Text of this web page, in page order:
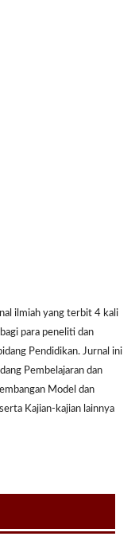
ilmiah yang terbit 4 kali
para peneliti dan
Pendidikan. Jurnal ini
Pembelajaran dan
Model dan
Kajian-kajian lainnya